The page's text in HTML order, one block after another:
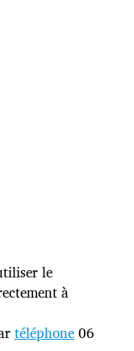
le
à
téléphone06